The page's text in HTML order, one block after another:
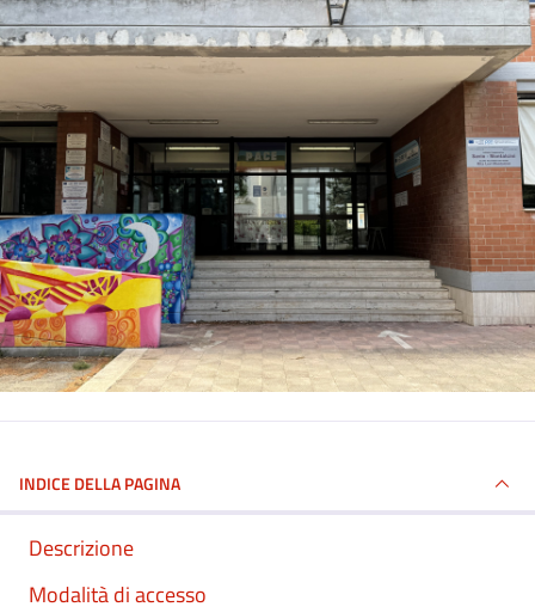
INDICE DELLA PAGINA
Descrizione
Modalità di accesso